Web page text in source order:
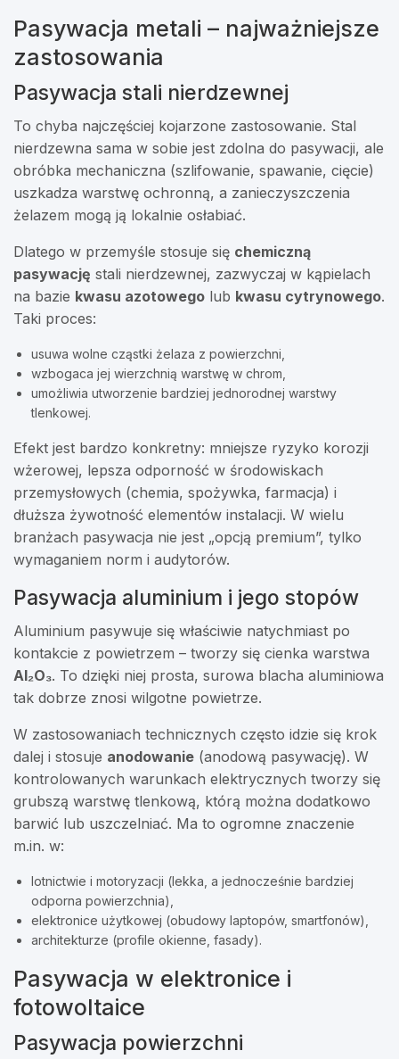
Pasywacja metali – najważniejsze
zastosowania
Pasywacja stali nierdzewnej
To chyba najczęściej kojarzone zastosowanie. Stal
nierdzewna sama w sobie jest zdolna do pasywacji, ale
obróbka mechaniczna (szlifowanie, spawanie, cięcie)
uszkadza warstwę ochronną, a zanieczyszczenia
żelazem mogą ją lokalnie osłabiać.
Dlatego w przemyśle stosuje się chemiczną
pasywację stali nierdzewnej, zazwyczaj w kąpielach
na bazie kwasu azotowego lub kwasu cytrynowego.
Taki proces:
usuwa wolne cząstki żelaza z powierzchni,
wzbogaca jej wierzchnią warstwę w chrom,
umożliwia utworzenie bardziej jednorodnej warstwy
tlenkowej.
Efekt jest bardzo konkretny: mniejsze ryzyko korozji
wżerowej, lepsza odporność w środowiskach
przemysłowych (chemia, spożywka, farmacja) i
dłuższa żywotność elementów instalacji. W wielu
branżach pasywacja nie jest „opcją premium”, tylko
wymaganiem norm i audytorów.
Pasywacja aluminium i jego stopów
Aluminium pasywuje się właściwie natychmiast po
kontakcie z powietrzem – tworzy się cienka warstwa
Al₂O₃. To dzięki niej prosta, surowa blacha aluminiowa
tak dobrze znosi wilgotne powietrze.
W zastosowaniach technicznych często idzie się krok
dalej i stosuje anodowanie (anodową pasywację). W
kontrolowanych warunkach elektrycznych tworzy się
grubszą warstwę tlenkową, którą można dodatkowo
barwić lub uszczelniać. Ma to ogromne znaczenie
m.in. w:
lotnictwie i motoryzacji (lekka, a jednocześnie bardziej
odporna powierzchnia),
elektronice użytkowej (obudowy laptopów, smartfonów),
architekturze (profile okienne, fasady).
Pasywacja w elektronice i
fotowoltaice
Pasywacja powierzchni